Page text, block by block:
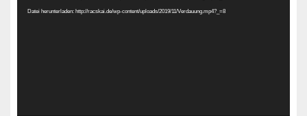
Datei herunterladen: http://racskai.de/wp-content/uploads/2019/11/Verdauung.mp4?_=8